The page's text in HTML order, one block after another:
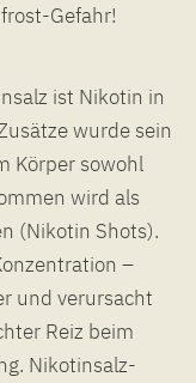
Gefahr!
ist Nikotin in
wurde sein
Körper sowohl
wird als
(Nikotin Shots).
–
und verursacht
Reiz beim
Nikotinsalz-